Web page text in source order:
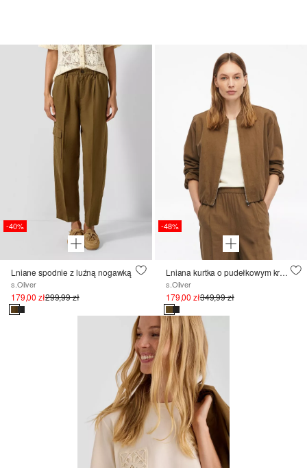
-40%
Lniane spodnie z luźną nogawką
s.Oliver
179,00 zł299,99 zł
-48%
Lniana kurtka o pudełkowym kroju z balonowym dołem
s.Oliver
179,00 zł349,99 zł